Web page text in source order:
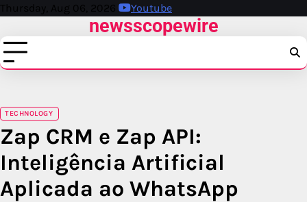
Skip
content
Thursday, Aug 06, 2026 Youtube
newsscopewire
TECHNOLOGY
Zap CRM e Zap API:
Inteligência Artificial
Aplicada ao WhatsApp